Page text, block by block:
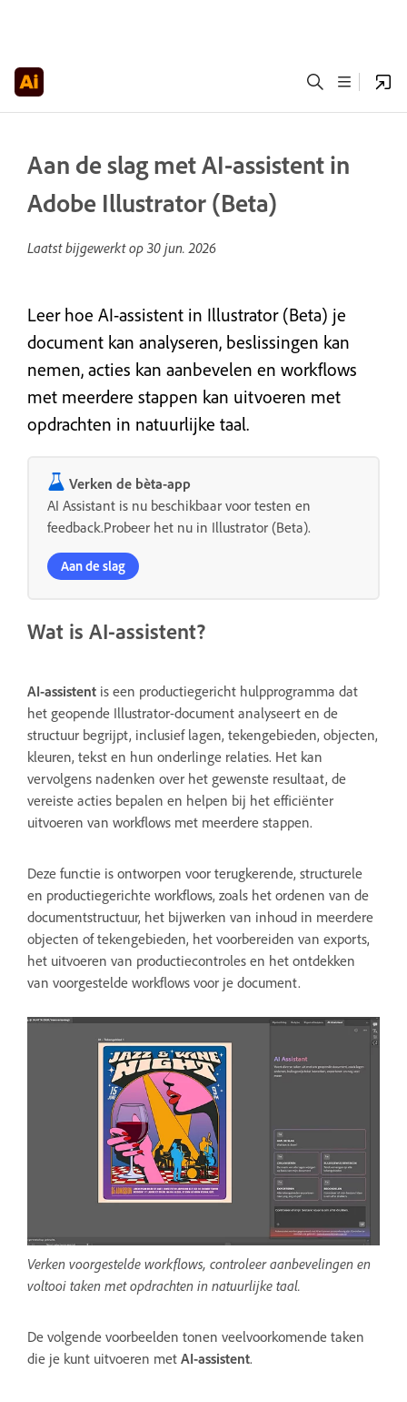
Aan de slag met AI-assistent in
Adobe Illustrator (Beta)
Laatst bijgewerkt op 30 jun. 2026
Leer hoe AI-assistent in Illustrator (Beta) je
document kan analyseren, beslissingen kan
nemen, acties kan aanbevelen en workflows
met meerdere stappen kan uitvoeren met
opdrachten in natuurlijke taal.
Verken de bèta-app
AI Assistant is nu beschikbaar voor testen en
feedback.Probeer het nu in Illustrator (Beta).
Aan de slag
Wat is AI-assistent?
AI-assistent is een productiegericht hulpprogramma dat
het geopende Illustrator-document analyseert en de
structuur begrijpt, inclusief lagen, tekengebieden, objecten,
kleuren, tekst en hun onderlinge relaties. Het kan
vervolgens nadenken over het gewenste resultaat, de
vereiste acties bepalen en helpen bij het efficiënter
uitvoeren van workflows met meerdere stappen.
Deze functie is ontworpen voor terugkerende, structurele
en productiegerichte workflows, zoals het ordenen van de
documentstructuur, het bijwerken van inhoud in meerdere
objecten of tekengebieden, het voorbereiden van exports,
het uitvoeren van productiecontroles en het ontdekken
van voorgestelde workflows voor je document.
Verken voorgestelde workflows, controleer aanbevelingen en
voltooi taken met opdrachten in natuurlijke taal.
De volgende voorbeelden tonen veelvoorkomende taken
die je kunt uitvoeren met AI-assistent.